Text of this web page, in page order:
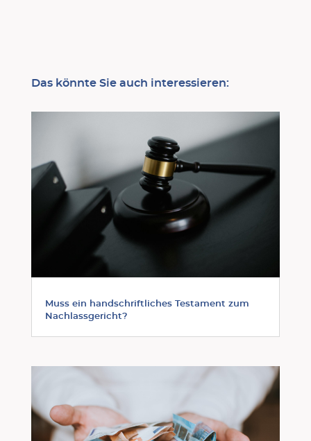
Das könnte Sie auch interessieren:
Muss ein handschriftliches Testament zum
Nachlassgericht?